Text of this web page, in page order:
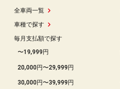
全車両一覧
車種で探す
毎月支払額で探す
〜19,999円
20,000円〜29,999円
30,000円〜39,999円